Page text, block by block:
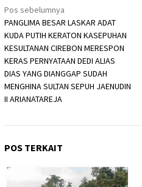
Navigasi
pos
Pos sebelumnya
PANGLIMA BESAR LASKAR ADAT
KUDA PUTIH KERATON KASEPUHAN
KESULTANAN CIREBON MERESPON
KERAS PERNYATAAN DEDI ALIAS
DIAS YANG DIANGGAP SUDAH
MENGHINA SULTAN SEPUH JAENUDIN
II ARIANATAREJA
POS TERKAIT